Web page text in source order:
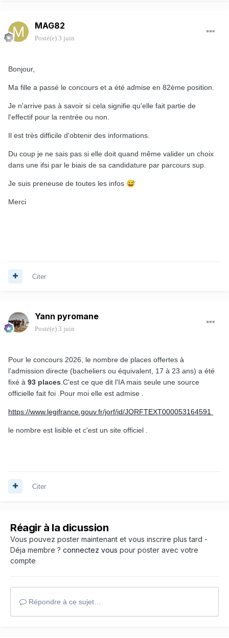
MAG82
Posté(e) 3 juin
Bonjour,
Ma fille a passé le concours et a été admise en 82ème position.
Je n'arrive pas à savoir si cela signifie qu'elle fait partie de
l'effectif pour la rentrée ou non.
Il est très difficile d'obtenir des informations.
Du coup je ne sais pas si elle doit quand même valider un choix
dans une ifsi par le biais de sa candidature par parcours sup.
Je suis preneuse de toutes les infos 😅
Merci
Citer
Yann pyromane
Posté(e) 3 juin
Pour le concours 2026, le nombre de places offertes à
l’admission directe (bacheliers ou équivalent, 17 à 23 ans) a été
fixé à 93 places .C'est ce que dit l'IA mais seule une source
officielle fait foi .Pour moi elle est admise .
https://www.legifrance.gouv.fr/jorf/id/JORFTEXT000053164591
le nombre est lisible et c'est un site officiel .
Citer
Réagir à la dicussion
Vous pouvez poster maintenant et vous inscrire plus tard -
Déja membre ? connectez vous pour poster avec votre
compte
Répondre à ce sujet…